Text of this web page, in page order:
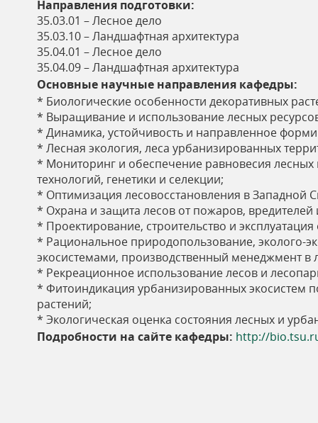
е
с
ь
Направления подготовки:
35.03.01 – Лесное дело
35.03.10 – Ландшафтная архитектура
35.04.01 – Лесное дело
35.04.09 – Ландшафтная архитектура
Основные научные направления кафедры:
* Биологические особенности декоративных
* Выращивание и использование лесных
* Динамика, устойчивость и направленное
* Лесная экология, леса урбанизированных
* Мониторинг и обеспечение равновесия
технологий, генетики и селекции;
* Оптимизация лесовосстановления в Западной
* Охрана и защита лесов от пожаров, вредителей
* Проектирование, строительство и
* Рациональное природопользование, эколого-
экосистемами, производственный менеджмент в
* Рекреационное использование лесов и
* Фитоиндикация урбанизированных экосистем
растений;
* Экологическая оценка состояния лесных и
Подробности на сайте кафедры: http://